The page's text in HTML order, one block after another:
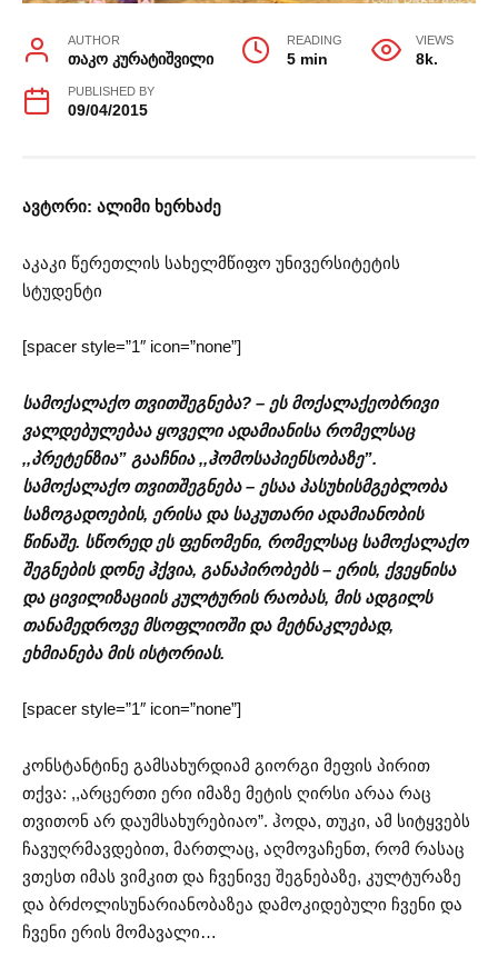
AUTHOR
თაკო კურატიშვილი
READING
5 min
VIEWS
8k.
PUBLISHED BY
09/04/2015
ავტორი: ალიმი ხერხაძე
აკაკი წერეთლის სახელმწიფო უნივერსიტეტის
სტუდენტი
[spacer style=”1″ icon=”none”]
სამოქალაქო თვითშეგნება? – ეს მოქალაქეობრივი
ვალდებულებაა ყოველი ადამიანისა რომელსაც
,,პრეტენზია” გააჩნია ,,ჰომოსაპიენსობაზე”.
სამოქალაქო თვითშეგნება – ესაა პასუხისმგებლობა
საზოგადოების, ერისა და საკუთარი ადამიანობის
წინაშე. სწორედ ეს ფენომენი, რომელსაც სამოქალაქო
შეგნების დონე ჰქვია, განაპირობებს – ერის, ქვეყნისა
და ცივილიზაციის კულტურის რაობას, მის ადგილს
თანამედროვე მსოფლიოში და მეტნაკლებად,
ეხმიანება მის ისტორიას.
[spacer style=”1″ icon=”none”]
კონსტანტინე გამსახურდიამ გიორგი მეფის პირით
თქვა: ,,არცერთი ერი იმაზე მეტის ღირსი არაა რაც
თვითონ არ დაუმსახურებიაო”. ჰოდა, თუკი, ამ სიტყვებს
ჩავუღრმავდებით, მართლაც, აღმოვაჩენთ, რომ რასაც
ვთესთ იმას ვიმკით და ჩვენივე შეგნებაზე, კულტურაზე
და ბრძოლისუნარიანობაზეა დამოკიდებული ჩვენი და
ჩვენი ერის მომავალი…